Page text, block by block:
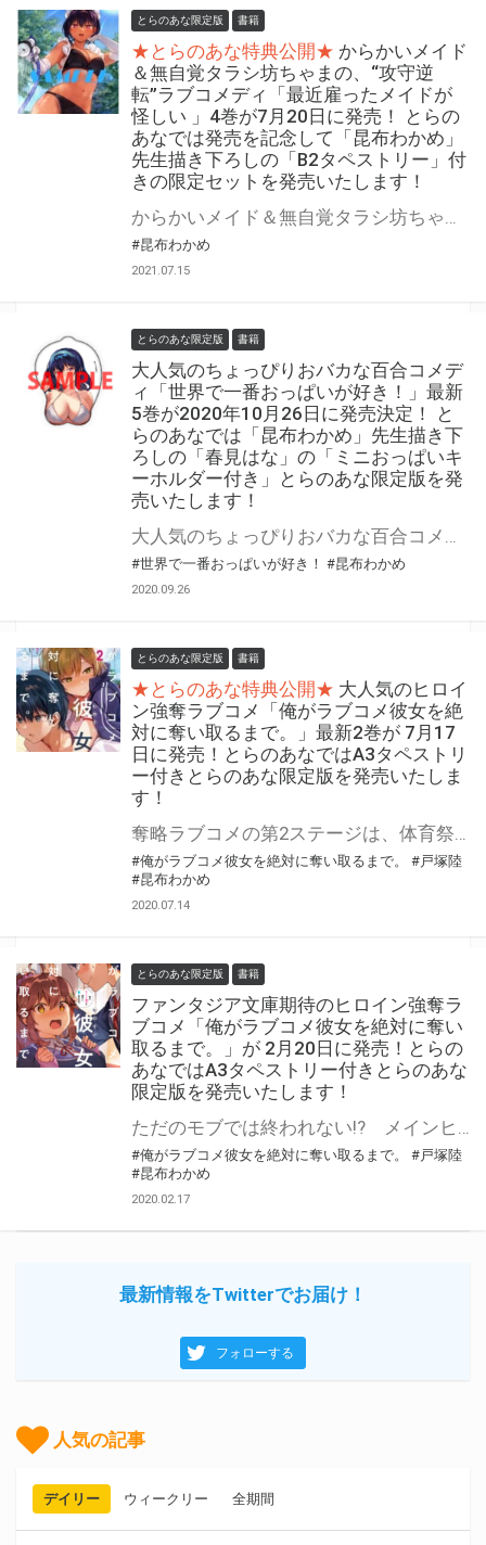
とらのあな限定版 書籍
★とらのあな特典公開★ からかいメイド
＆無自覚タラシ坊ちゃまの、“攻守逆
転”ラブコメディ「最近雇ったメイドが
怪しい 」4巻が7月20日に発売！ とらの
あなでは発売を記念して「昆布わかめ」
先生描き下ろしの「B2タペストリー」付
きの限定セットを発売いたします！
#昆布わかめ
2021.07.15
とらのあな限定版 書籍
大人気のちょっぴりおバカな百合コメデ
ィ「世界で一番おっぱいが好き！」最新
5巻が2020年10月26日に発売決定！ と
らのあなでは「昆布わかめ」先生描き下
ろしの「春見はな」の「ミニおっぱいキ
ーホルダー付き」とらのあな限定版を発
売いたします！
#世界で一番おっぱいが好き！ #昆布わかめ
2020.09.26
とらのあな限定版 書籍
★とらのあな特典公開★ 大人気のヒロイ
ン強奪ラブコメ「俺がラブコメ彼女を絶
対に奪い取るまで。」最新2巻が 7月17
日に発売！とらのあなではA3タペストリ
ー付きとらのあな限定版を発売いたしま
す！
#俺がラブコメ彼女を絶対に奪い取るまで。
#戸塚陸
#昆布わかめ
2020.07.14
とらのあな限定版 書籍
ファンタジア文庫期待のヒロイン強奪ラ
ブコメ「俺がラブコメ彼女を絶対に奪い
取るまで。」が 2月20日に発売！とらの
あなではA3タペストリー付きとらのあな
限定版を発売いたします！
#俺がラブコメ彼女を絶対に奪い取るまで。
#戸塚陸
#昆布わかめ
2020.02.17
最新情報をTwitterでお届け！
フォローする
人気の記事
デイリー ウィークリー 全期間